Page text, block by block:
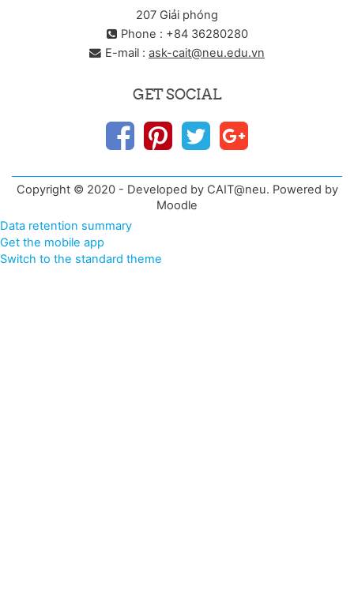
207 Giải phóng
Phone : +84 36280280
E-mail : ask-cait@neu.edu.vn
GET SOCIAL
Copyright © 2020 - Developed by CAIT@neu. Powered by
Moodle
Data retention summary
Get the mobile app
Switch to the standard theme